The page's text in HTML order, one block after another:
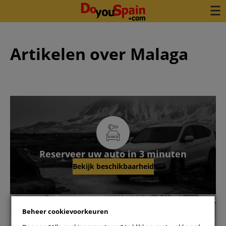
Artikelen over Malaga
Reserveer uw auto in 3 minuten
Bekijk beschikbaarheid
Malaga
Beheer cookievoorkeuren